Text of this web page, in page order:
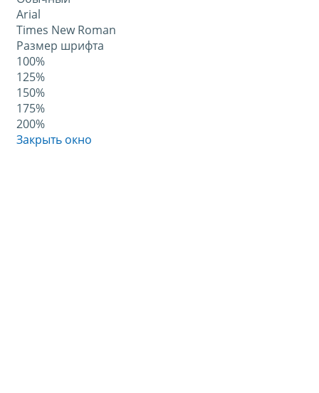
Arial
Times New Roman
Размер шрифта
100%
125%
150%
175%
200%
Закрыть окно